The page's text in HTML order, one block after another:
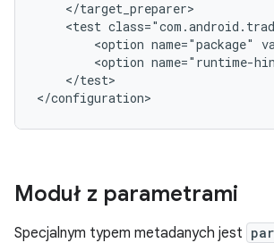
<test
<option name="package"
<option name="runtime-
</test>
Moduł z parametrami
Specjalnym typem metadanych jest